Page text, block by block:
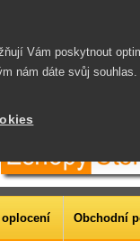
sloupky |
oplocení Obchodní
Vám poskytnout
nám dáte svůj souhlas.